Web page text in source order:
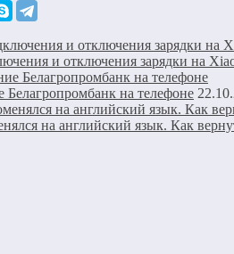
и отключения зарядки на
на телефоне
на английский язык. Как